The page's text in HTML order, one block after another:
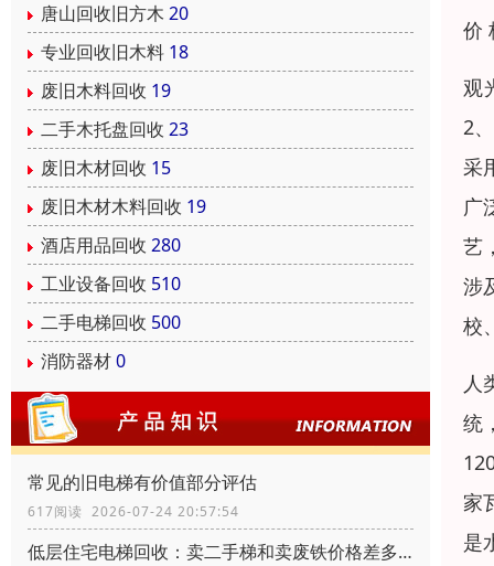
唐山回收旧方木 20
专业回收旧木料 18
废旧木料回收 19
二手木托盘回收 23
废旧木材回收 15
废旧木材木料回收 19
酒店用品回收 280
工业设备回收 510
二手电梯回收 500
消防器材0
常见的旧电梯有价值部分评估
617阅读 2026-07-24 20:57:54
低层住宅电梯回收：卖二手梯和卖废铁价格差多少？
价
观
2
采
广
艺
涉
校
人
统
家
是